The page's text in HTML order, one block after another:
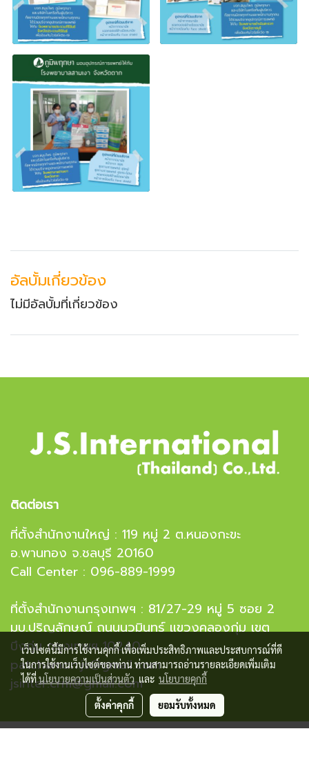
อัลบั้มเกี่ยวข้อง
ไม่มีอัลบั้มที่เกี่ยวข้อง
ติดต่อเรา
ที่ตั้งสำนักงานใหญ่ : 119 หมู่ 2 ต.หนองกะขะ
อ.พานทอง จ.ชลบุรี 20160
Call Center : 096-889-1999
ที่ตั้งสำนักงานกรุงเทพฯ : 81/27-29 หมู่ 5 ซอย 2
มบ.ปริญลักษณ์ ถนนนวมินทร์ แขวงคลองกุ่ม เขต
บึงกุ่ม กรุงเทพฯ 10240
patchamon.js@gmail.com
jsinter.crm@gmail.com
เว็บไซต์นี้มีการใช้งานคุกกี้ เพื่อเพิ่มประสิทธิภาพและประสบการณ์ที่ดี
ในการใช้งานเว็บไซต์ของท่าน ท่านสามารถอ่านรายละเอียดเพิ่มเติม
ได้ที่นโยบายความเป็นส่วนตัวและ นโยบายคุกกี้
ตั้งค่าคุกกี้ ยอมรับทั้งหมด